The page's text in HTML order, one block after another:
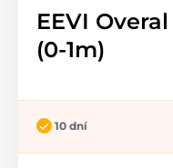
EEVI
(0-1m)
10 dní